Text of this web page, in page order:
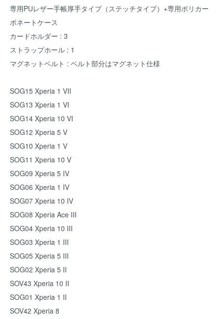
専用PUレザー手帳厚手タイプ（ステッチタイプ）+専用ポリカー
ボネートケース
カードホルダー : 3
ストラップホール : 1
マグネットベルト : ベルト部分はマグネット仕様
SOG15 Xperia 1 VII
SOG13 Xperia 1 VI
SOG14 Xperia 10 VI
SOG12 Xperia 5 V
SOG10 Xperia 1 V
SOG11 Xperia 10 V
SOG09 Xperia 5 IV
SOG06 Xperia 1 IV
SOG07 Xperia 10 IV
SOG08 Xperia Ace III
SOG04 Xperia 10 III
SOG03 Xperia 1 III
SOG05 Xperia 5 III
SOG02 Xperia 5 II
SOV43 Xperia 10 II
SOG01 Xperia 1 II
SOV42 Xperia 8